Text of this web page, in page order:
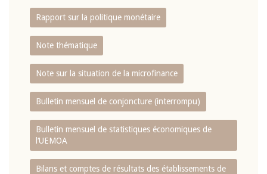
Rapport sur la politique monétaire
Note thématique
Note sur la situation de la microfinance
Bulletin mensuel de conjoncture (interrompu)
Bulletin mensuel de statistiques économiques de
l‘UEMOA
Bilans et comptes de résultats des établissements de